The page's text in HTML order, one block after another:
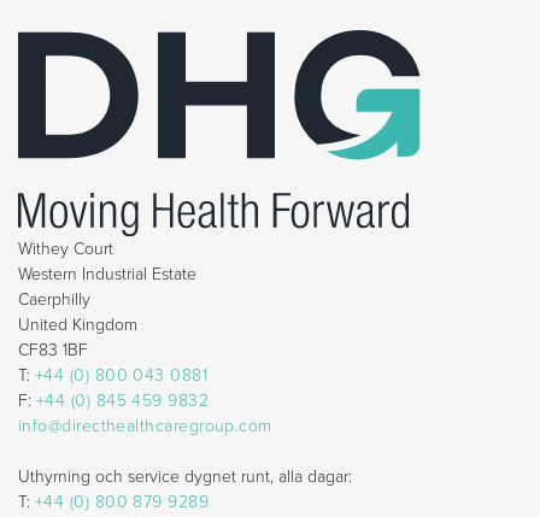
Withey Court
Western Industrial Estate
Caerphilly
United Kingdom
CF83 1BF
T: +44 (0) 800 043 0881
F: +44 (0) 845 459 9832
info@directhealthcaregroup.com
Uthyrning och service dygnet runt, alla dagar:
T: +44 (0) 800 879 9289